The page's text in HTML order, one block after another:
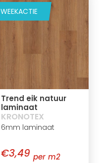
WEEKACTIE
Trend eik natuur
laminaat
KRONOTEX
6mm laminaat
€3,49 per m2